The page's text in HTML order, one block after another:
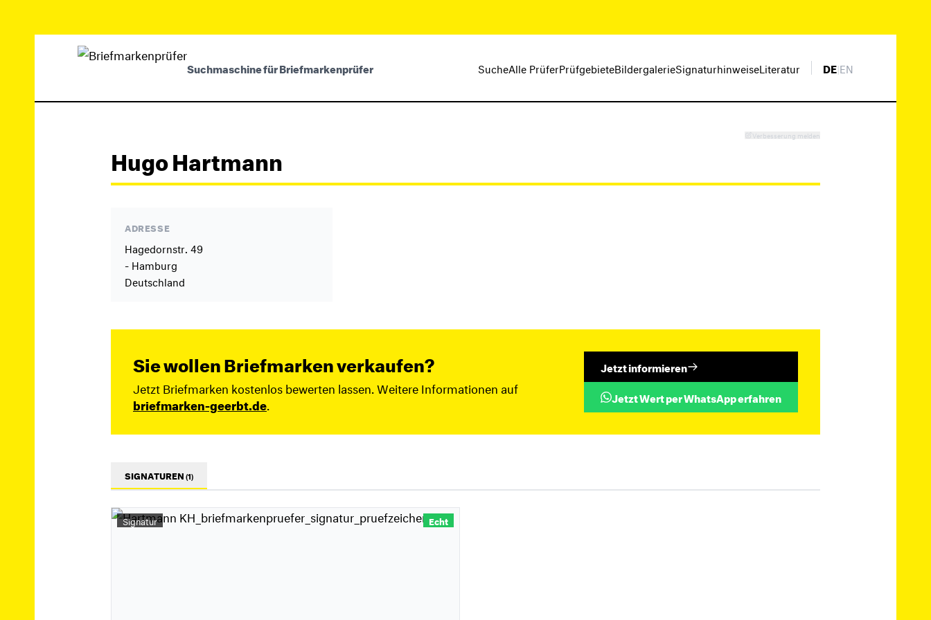
Suchmaschine für Briefmarkenprüfer SucheAlle PrüferPrüfgebieteBildergalerieSignaturhinweiseLiteratur DE|EN
Verbesserung melden
Hugo Hartmann
ADRESSE
Hagedornstr. 49
- Hamburg
Deutschland
Sie wollen Briefmarken verkaufen?
Jetzt Briefmarken kostenlos bewerten lassen. Weitere Informationen auf
briefmarken-geerbt.de
Jetzt informieren
Jetzt Wert per WhatsApp erfahren
SIGNATUREN(1)
Signatur Echt